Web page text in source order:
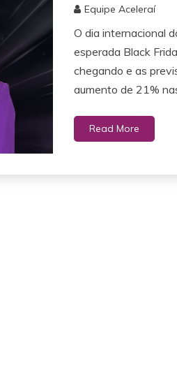
Equipe Aceleraí
O dia internacional
esperada Black
chegando e as
aumento de 21%
Read More